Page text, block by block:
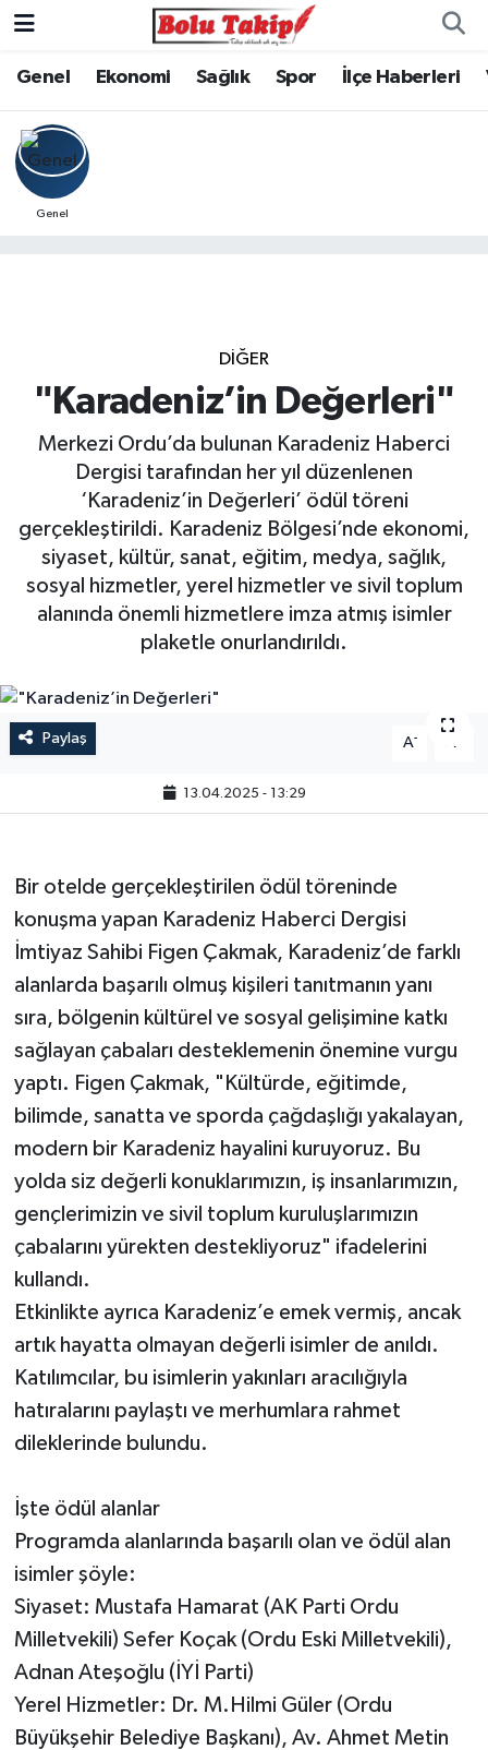
Genel Ekonomi Sağlık Spor İlçe Haberleri
Genel
DIĞER
"Karadeniz’in Değerleri"
Merkezi Ordu’da bulunan Karadeniz Haberci
Dergisi tarafından her yıl düzenlenen
‘Karadeniz’in Değerleri’ ödül töreni
gerçekleştirildi. Karadeniz Bölgesi’nde ekonomi,
siyaset, kültür, sanat, eğitim, medya, sağlık,
sosyal hizmetler, yerel hizmetler ve sivil toplum
alanında önemli hizmetlere imza atmış isimler
plaketle onurlandırıldı.
Paylaş A- A
13.04.2025 - 13:29
Bir otelde gerçekleştirilen ödül töreninde
konuşma yapan Karadeniz Haberci Dergisi
İmtiyaz Sahibi Figen Çakmak, Karadeniz’de farklı
alanlarda başarılı olmuş kişileri tanıtmanın yanı
sıra, bölgenin kültürel ve sosyal gelişimine katkı
sağlayan çabaları desteklemenin önemine vurgu
yaptı. Figen Çakmak, "Kültürde, eğitimde,
bilimde, sanatta ve sporda çağdaşlığı yakalayan,
modern bir Karadeniz hayalini kuruyoruz. Bu
yolda siz değerli konuklarımızın, iş insanlarımızın,
gençlerimizin ve sivil toplum kuruluşlarımızın
çabalarını yürekten destekliyoruz" ifadelerini
kullandı.
Etkinlikte ayrıca Karadeniz’e emek vermiş, ancak
artık hayatta olmayan değerli isimler de anıldı.
Katılımcılar, bu isimlerin yakınları aracılığıyla
hatıralarını paylaştı ve merhumlara rahmet
dileklerinde bulundu.
İşte ödül alanlar
Programda alanlarında başarılı olan ve ödül alan
isimler şöyle:
Siyaset: Mustafa Hamarat (AK Parti Ordu
Milletvekili) Sefer Koçak (Ordu Eski Milletvekili),
Adnan Ateşoğlu (İYİ Parti)
Yerel Hizmetler: Dr. M.Hilmi Güler (Ordu
Büyükşehir Belediye Başkanı), Av. Ahmet Metin